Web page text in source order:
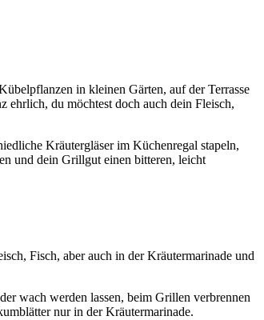
in kleinen Gärten, auf der Terrasse
du möchtest doch auch dein Fleisch,
Kräutergläser im Küchenregal stapeln,
und dein Grillgut einen bitteren, leicht
Fisch, aber auch in der Kräutermarinade und
wach werden lassen, beim Grillen verbrennen
nur in der Kräutermarinade.